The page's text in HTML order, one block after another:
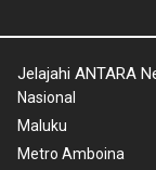
Jelajahi ANTARA
Nasional
Maluku
Metro Amboina